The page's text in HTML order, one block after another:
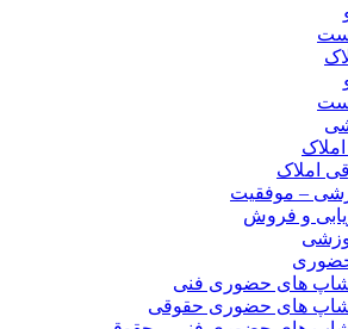
املاک
– موفقیت
و فروش
های حضوری فنی
های حضوری حقوقی